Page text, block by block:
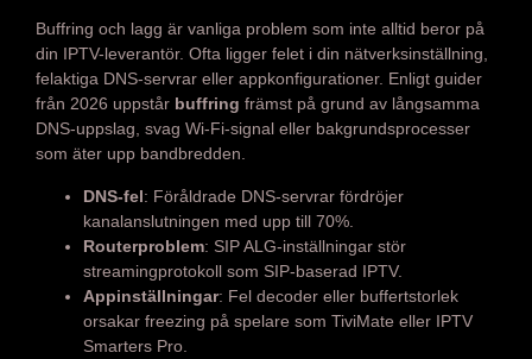
Buffring och lagg är vanliga problem som inte alltid beror på
din IPTV-leverantör. Ofta ligger felet i din nätverksinställning,
felaktiga DNS-servrar eller appkonfigurationer. Enligt guider
från 2026 uppstår buffring främst på grund av långsamma
DNS-uppslag, svag Wi-Fi-signal eller bakgrundsprocesser
som äter upp bandbredden.
DNS-fel: Föråldrade DNS-servrar fördröjer
kanalanslutningen med upp till 70%.
Routerproblem: SIP ALG-inställningar stör
streamingprotokoll som SIP-baserad IPTV.
Appinställningar: Fel decoder eller buffertstorlek
orsakar freezing på spelare som TiviMate eller IPTV
Smarters Pro.